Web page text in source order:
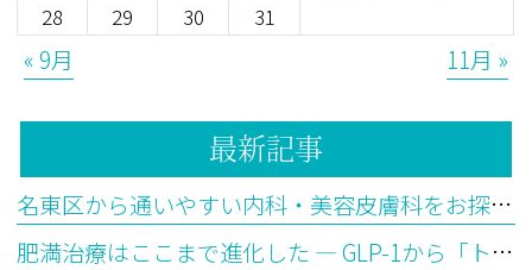
28
29 30 31
« 9月 11月 »
最新記事
名東区から通いやすい内科・美容皮膚科をお探しの方へ
肥満治療はここまで進化した ― GLP-1から「トリプルGアゴニスト」の時代へ【後編】